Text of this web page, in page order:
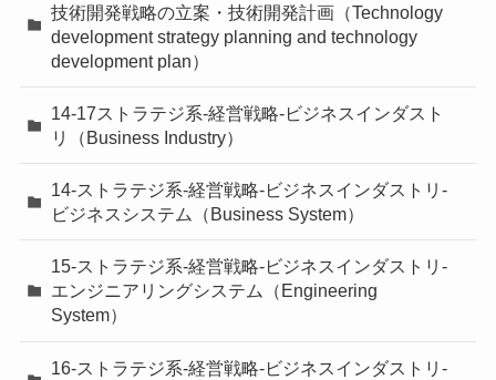
技術開発戦略の立案・技術開発計画（Technology
development strategy planning and technology
development plan）
14-17ストラテジ系-経営戦略-ビジネスインダスト
リ（Business Industry）
14-ストラテジ系-経営戦略-ビジネスインダストリ-
ビジネスシステム（Business System）
15-ストラテジ系-経営戦略-ビジネスインダストリ-
エンジニアリングシステム（Engineering
System）
16-ストラテジ系-経営戦略-ビジネスインダストリ-